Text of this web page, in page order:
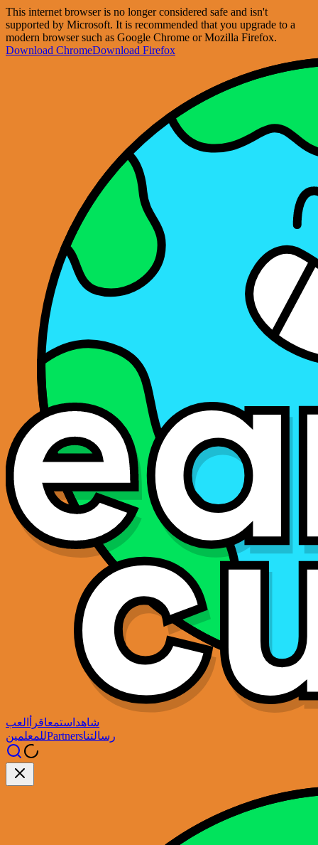
This internet browser is no longer considered safe and isn't
supported by Microsoft. It is recommended that you upgrade to a
modern browser such as Google Chrome or Mozilla Firefox.
Download ChromeDownload Firefox
شاهد استمعاقرأ
العب
للمعلمينPartnersرسالتنا